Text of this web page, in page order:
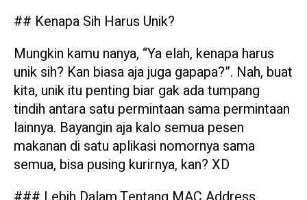
## Kenapa Sih Harus Unik?
Mungkin kamu nanya, “Ya elah, kenapa harus
unik sih? Kan biasa aja juga gapapa?”. Nah, buat
kita, unik itu penting biar gak ada tumpang
tindih antara satu permintaan sama permintaan
lainnya. Bayangin aja kalo semua pesen
makanan di satu aplikasi nomornya sama
semua, bisa pusing kurirnya, kan? XD